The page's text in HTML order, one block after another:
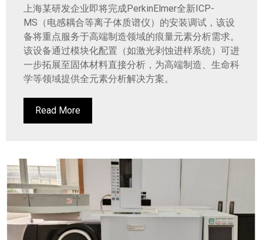
上海某研发企业即将完成PerkinElmer全新ICP-
MS（电感耦合等离子体质谱仪）的安装调试，该设
备将重点服务于高端制造领域的痕量元素分析需求。
该设备通过模块化配置（如激光剥蚀进样系统）可进
一步拓展至固体材料直接分析，为高端制造、生命科
学等领域提供全元素分析解决方案。
Read More